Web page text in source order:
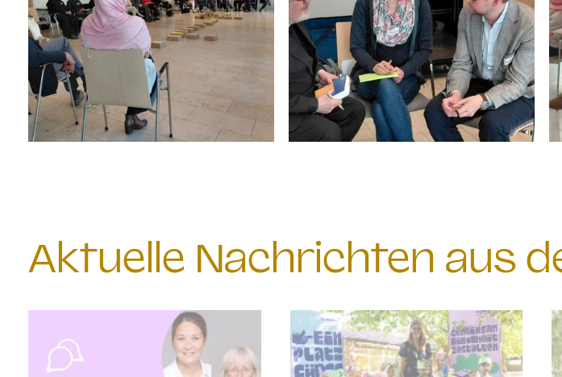
Aktuelle Nachrichten aus